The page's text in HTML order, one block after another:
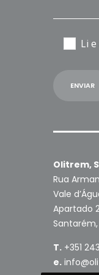
Li
Olitrem,
Rua
Vale
Apartado
T. +351
e.